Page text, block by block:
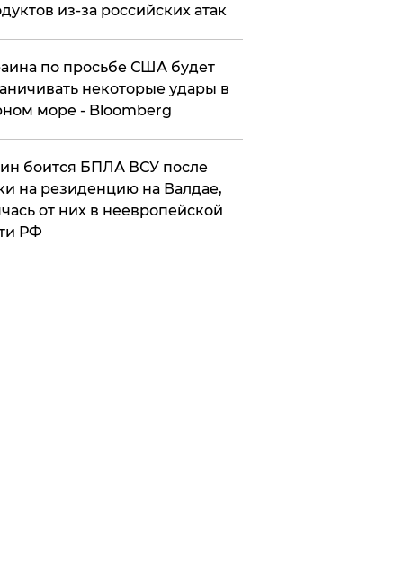
из-за российских атак
по просьбе США будет
некоторые удары в
море - Bloomberg
боится БПЛА ВСУ после
на резиденцию на Валдае,
от них в неевропейской
РФ